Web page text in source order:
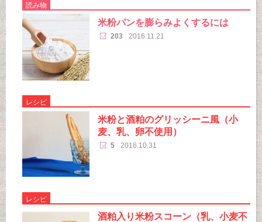
読み物
米粉パンを膨らみよくするには
203 2016.11.21
レシピ
米粉と酒粕のグリッシーニ風（小
麦、乳、卵不使用）
5 2016.10.31
レシピ
酒粕入り米粉スコーン（乳、小麦不